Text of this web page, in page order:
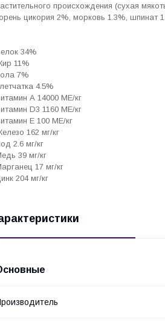
происхождения (сухая
цикория 2%, морковь 1.3%, шпинат
34%
11%
7%
4.5%
А 14000 МЕ/кг
D3 1160 МЕ/кг
Е 100 МЕ/кг
162 мг/кг
2.6 мг/кг
39 мг/кг
17 мг/кг
204 мг/кг